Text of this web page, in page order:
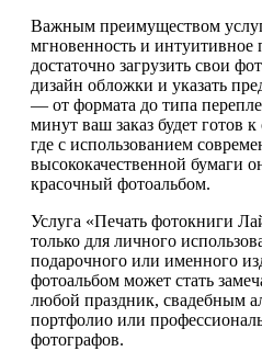
Важным преимуществом
мгновенность и
достаточно загрузить свои
дизайн обложки и указать
— от формата до типа
минут ваш заказ будет готов
где с использованием
высококачественной бумаги
красочный фотоальбом.
Услуга «Печать фотокниги
только для личного
подарочного или именного
фотоальбом может стать
любой праздник, свадебным
портфолио или
фотографов.